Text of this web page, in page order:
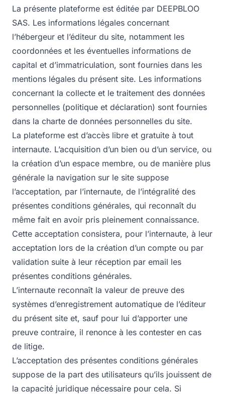
La présente plateforme est éditée par DEEPBLOO
SAS. Les informations légales concernant
l’hébergeur et l’éditeur du site, notamment les
coordonnées et les éventuelles informations de
capital et d’immatriculation, sont fournies dans les
mentions légales du présent site. Les informations
concernant la collecte et le traitement des données
personnelles (politique et déclaration) sont fournies
dans la charte de données personnelles du site.
La plateforme est d’accès libre et gratuite à tout
internaute. L’acquisition d’un bien ou d’un service, ou
la création d’un espace membre, ou de manière plus
générale la navigation sur le site suppose
l’acceptation, par l’internaute, de l’intégralité des
présentes conditions générales, qui reconnaît du
même fait en avoir pris pleinement connaissance.
Cette acceptation consistera, pour l’internaute, à leur
acceptation lors de la création d’un compte ou par
validation suite à leur réception par email les
présentes conditions générales.
L’internaute reconnaît la valeur de preuve des
systèmes d’enregistrement automatique de l’éditeur
du présent site et, sauf pour lui d’apporter une
preuve contraire, il renonce à les contester en cas
de litige.
L’acceptation des présentes conditions générales
suppose de la part des utilisateurs qu’ils jouissent de
la capacité juridique nécessaire pour cela. Si